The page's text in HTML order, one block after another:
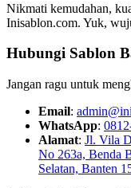
Nikmati kemudahan,
Inisablon.com. Yuk,
Hubungi Sablon
Jangan ragu untuk
Email:
WhatsApp:
Alamat: Jl. Vila
No 263a, Benda
Selatan, Banten